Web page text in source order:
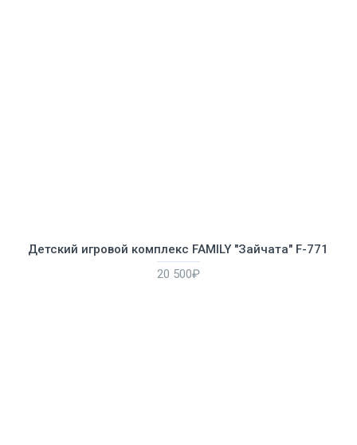
Детский игровой комплекс FAMILY "Зайчата" F-771
20 500₽